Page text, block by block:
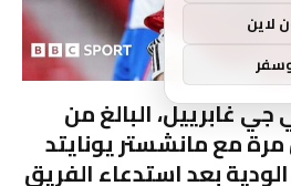
غابرييل، البالغ من
لأول مرة مع مانشستر يونايتد
بعد استدعاء الفريق
لاين